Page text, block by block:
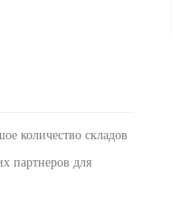
количество складов
партнеров для